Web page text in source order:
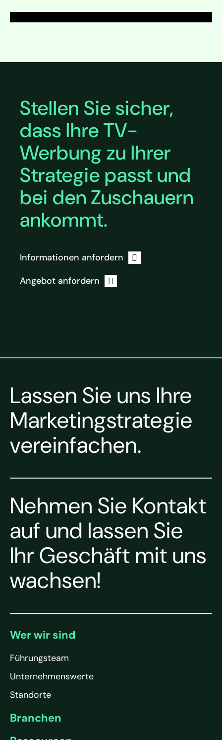
Ausklappen
Stellen Sie sicher,
dass Ihre TV-
Werbung zu Ihrer
Strategie passt und
bei den Zuschauern
ankommt.
Informationen anfordern
Angebot anfordern
Lassen Sie uns Ihre
Marketingstrategie
vereinfachen.
Nehmen Sie Kontakt
auf und lassen Sie
Ihr Geschäft mit uns
wachsen!
Wer wir sind
Führungsteam
Unternehmenswerte
Standorte
Branchen